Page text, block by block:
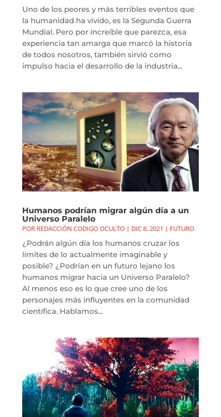
Uno de los peores y más terribles eventos que
la humanidad ha vivido, es la Segunda Guerra
Mundial. Pero por increíble que parezca, esa
experiencia tan amarga que marcó la historia
de todos nosotros, también sirvió como
impulso hacia el desarrollo de la industria...
Humanos podrían migrar algún día a un
Universo Paralelo
POR REDACCIÓN CODIGO OCULTO| DIC 8, 2021 | FUTURO
¿Podrán algún día los humanos cruzar los
límites de lo actualmente imaginable y
posible? ¿Podrían en un futuro lejano los
humanos migrar hacia un Universo Paralelo?
Al menos eso es lo que cree uno de los
personajes más influyentes en la comunidad
científica. Hablamos...